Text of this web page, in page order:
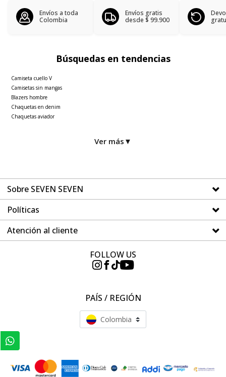
Envíos a toda
Colombia
Envíos gratis
desde$ 99.900
Búsquedas en tendencias
Camiseta cuello V
Camisetas sin mangas
Blazers hombre
Chaquetas en denim
Chaquetas aviador
Ver más ▼
Sobre SEVEN SEVEN
Políticas
Atención al cliente
FOLLOW US
PAÍS / REGIÓN
Colombia